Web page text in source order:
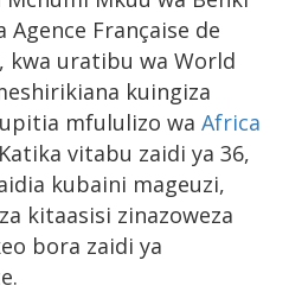
Française de
kwa uratibu wa World
kuingiza
mfululizo wa Africa
vitabu zaidi ya 36,
kubaini mageuzi,
kitaasisi zinazoweza
bora zaidi ya